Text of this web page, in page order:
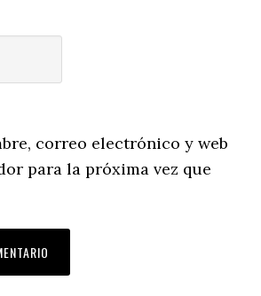
correo electrónico y web
para la próxima vez que